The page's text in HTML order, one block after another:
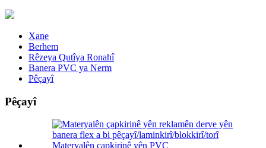
Xane
Berhem
Rêzeya Qutîya Ronahî
Banera PVC ya Nerm
Pêçayî
Pêçayî